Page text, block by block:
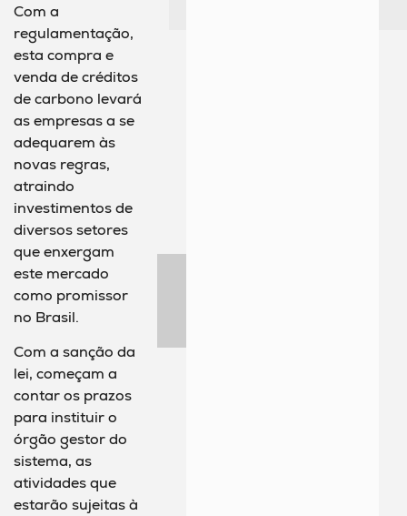
Com a
regulamentação,
esta compra e
venda de créditos
de carbono levará
as empresas a se
adequarem às
novas regras,
atraindo
investimentos de
diversos setores
que enxergam
este mercado
como promissor
no Brasil.
Com a sanção da
lei, começam a
contar os prazos
para instituir o
órgão gestor do
sistema, as
atividades que
estarão sujeitas à